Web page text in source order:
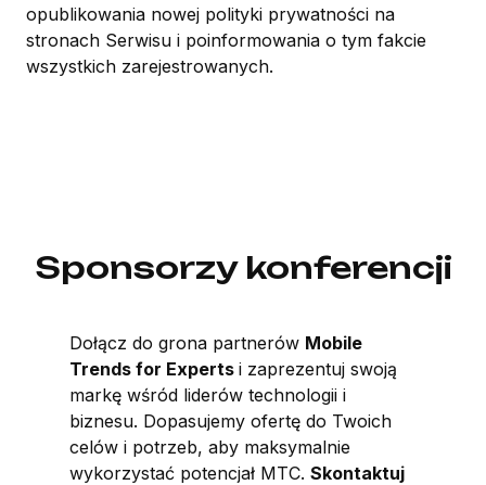
opublikowania nowej polityki prywatności na
stronach Serwisu i poinformowania o tym fakcie
wszystkich zarejestrowanych.
Sponsorzy konferencji
Dołącz do grona partnerów Mobile
Trends for Experts i zaprezentuj swoją
markę wśród liderów technologii i
biznesu. Dopasujemy ofertę do Twoich
celów i potrzeb, aby maksymalnie
wykorzystać potencjał MTC. Skontaktuj